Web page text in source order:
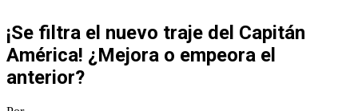
¡Se filtra el nuevo traje del Capitán
América! ¿Mejora o empeora el
anterior?